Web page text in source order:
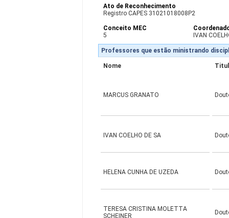
Ato de Reconhecimento
Registro CAPES 31021018008P2
Conceito MEC
5
IVAN
Professores que estão ministrando
Nome
MARCUS GRANATO
IVAN COELHO DE SA
HELENA CUNHA DE UZEDA
TERESA CRISTINA MOLETTA
SCHEINER